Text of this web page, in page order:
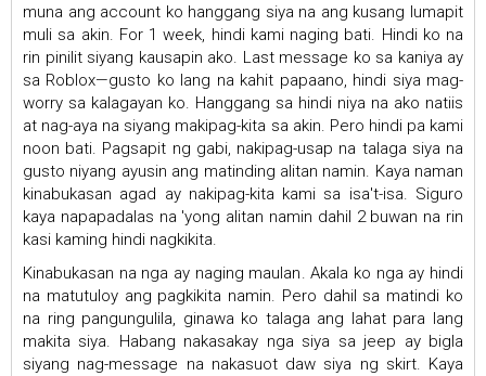
muna ang account ko hanggang siya na ang kusang lumapit
muli sa akin. For 1 week, hindi kami naging bati. Hindi ko na
rin pinilit siyang kausapin ako. Last message ko sa kaniya ay
sa Roblox—gusto ko lang na kahit papaano, hindi siya mag-
worry sa kalagayan ko. Hanggang sa hindi niya na ako natiis
at nag-aya na siyang makipag-kita sa akin. Pero hindi pa kami
noon bati. Pagsapit ng gabi, nakipag-usap na talaga siya na
gusto niyang ayusin ang matinding alitan namin. Kaya naman
kinabukasan agad ay nakipag-kita kami sa isa't-isa. Siguro
kaya napapadalas na 'yong alitan namin dahil 2 buwan na rin
kasi kaming hindi nagkikita.
Kinabukasan na nga ay naging maulan. Akala ko nga ay hindi
na matutuloy ang pagkikita namin. Pero dahil sa matindi ko
na ring pangungulila, ginawa ko talaga ang lahat para lang
makita siya. Habang nakasakay nga siya sa jeep ay bigla
siyang nag-message na nakasuot daw siya ng skirt. Kaya